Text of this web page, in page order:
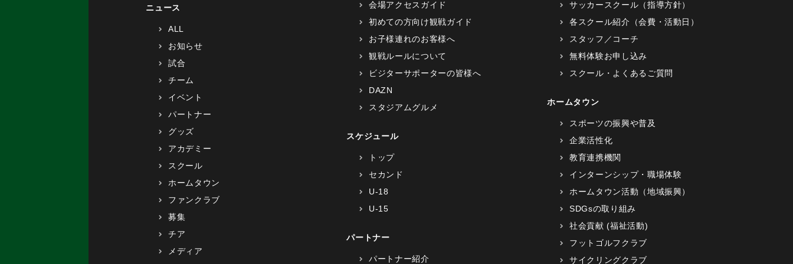
ニュース
ALL
お知らせ
試合
チーム
イベント
パートナー
グッズ
アカデミー
スクール
ホームタウン
ファンクラブ
募集
チア
メディア
会場アクセスガイド
初めての方向け観戦ガイド
お子様連れのお客様へ
観戦ルールについて
ビジターサポーターの皆様へ
DAZN
スタジアムグルメ
スケジュール
トップ
セカンド
U-18
U-15
パートナー
パートナー紹介
サッカースクール（指導方針）
各スクール紹介（会費・活動日）
スタッフ／コーチ
無料体験お申し込み
スクール・よくあるご質問
ホームタウン
スポーツの振興や普及
企業活性化
教育連携機関
インターンシップ・職場体験
ホームタウン活動（地域振興）
SDGsの取り組み
社会貢献 (福祉活動)
フットゴルフクラブ
サイクリングクラブ